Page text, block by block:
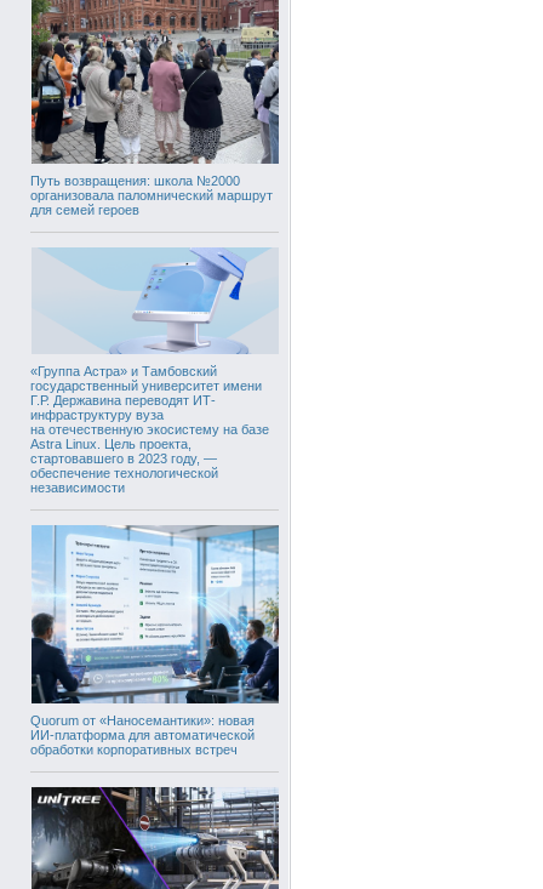
Путь возвращения: школа №2000
организовала паломнический маршрут
для семей героев
«Группа Астра» и Тамбовский
государственный университет имени
Г.Р. Державина переводят ИТ-
инфраструктуру вуза
на отечественную экосистему на базе
Astra Linux. Цель проекта,
стартовавшего в 2023 году, —
обеспечение технологической
независимости
Quorum от «Наносемантики»: новая
ИИ-платформа для автоматической
обработки корпоративных встреч